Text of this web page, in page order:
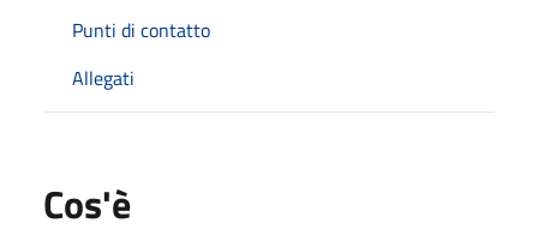
Punti di contatto
Allegati
Cos'è